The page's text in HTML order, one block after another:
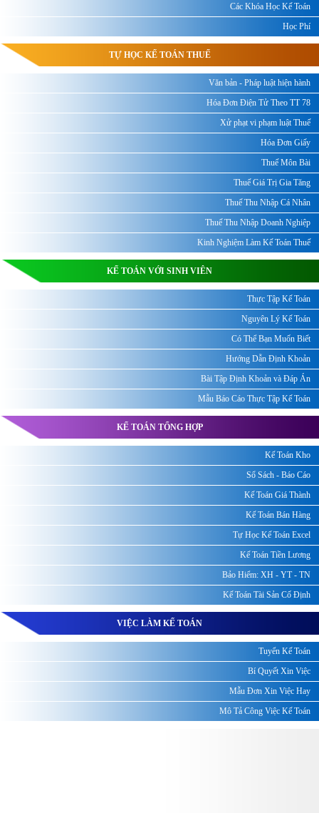
Các Khóa Học Kế Toán
Học Phí
TỰ HỌC KẾ TOÁN THUẾ
Văn bản - Pháp luật hiện hành
Hóa Đơn Điện Tử Theo TT 78
Xử phạt vi phạm luật Thuế
Hóa Đơn Giấy
Thuế Môn Bài
Thuế Giá Trị Gia Tăng
Thuế Thu Nhập Cá Nhân
Thuế Thu Nhập Doanh Nghiệp
Kinh Nghiệm Làm Kế Toán Thuế
KẾ TOÁN VỚI SINH VIÊN
Thực Tập Kế Toán
Nguyên Lý Kế Toán
Có Thể Bạn Muốn Biết
Hướng Dẫn Định Khoản
Bài Tập Định Khoản và Đáp Án
Mẫu Báo Cáo Thực Tập Kế Toán
KẾ TOÁN TỔNG HỢP
Kế Toán Kho
Sổ Sách - Báo Cáo
Kế Toán Giá Thành
Kế Toán Bán Hàng
Tự Học Kế Toán Excel
Kế Toán Tiền Lương
Bảo Hiểm: XH - YT - TN
Kế Toán Tài Sản Cố Định
VIỆC LÀM KẾ TOÁN
Tuyển Kế Toán
Bí Quyết Xin Việc
Mẫu Đơn Xin Việc Hay
Mô Tả Công Việc Kế Toán